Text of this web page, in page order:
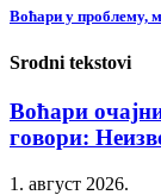
Воћари у проблему,
Srodni tekstovi
Воћари
говори:
1. август 2026.